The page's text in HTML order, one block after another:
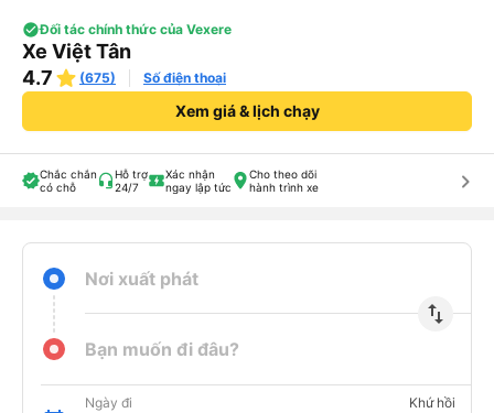
Đối tác chính thức của Vexere
Xe Việt Tân
4.7
(675) Số điện thoại
Xem giá & lịch chạy
Chắc chắn
có chỗ
Hỗ trợ
24/7
Xác nhận
ngay lập tức
Cho theo dõi
hành trình xe
keyboard_arrow_right
Nơi xuất phát
import_export
Bạn muốn đi đâu?
Ngày đi Khứ hồi